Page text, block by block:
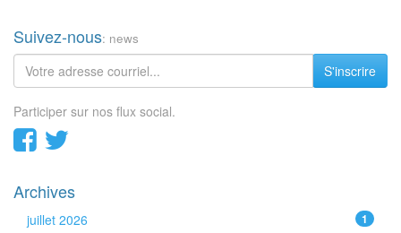
Suivez-nous: news
S'inscrire
Participer sur nos flux social.
Archives
juillet 2026 1